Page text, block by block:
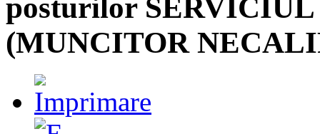
posturilor
(MUNCITOR